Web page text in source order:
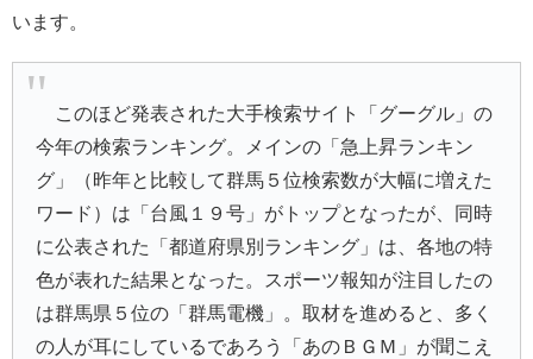
います。
このほど発表された大手検索サイト「グーグル」の
今年の検索ランキング。メインの「急上昇ランキン
グ」（昨年と比較して群馬５位検索数が大幅に増えた
ワード）は「台風１９号」がトップとなったが、同時
に公表された「都道府県別ランキング」は、各地の特
色が表れた結果となった。スポーツ報知が注目したの
は群馬県５位の「群馬電機」。取材を進めると、多く
の人が耳にしているであろう「あのＢＧＭ」が聞こえ